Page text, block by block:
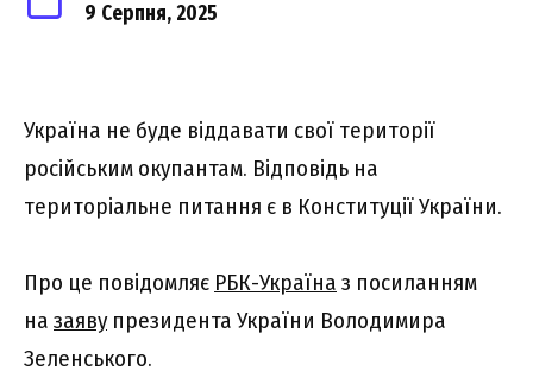
9 Серпня, 2025
Україна не буде віддавати свої території
російським окупантам. Відповідь на
територіальне питання є в Конституції України.
Про це повідомляє РБК-Україна з посиланням
на заявупрезидента України Володимира
Зеленського.